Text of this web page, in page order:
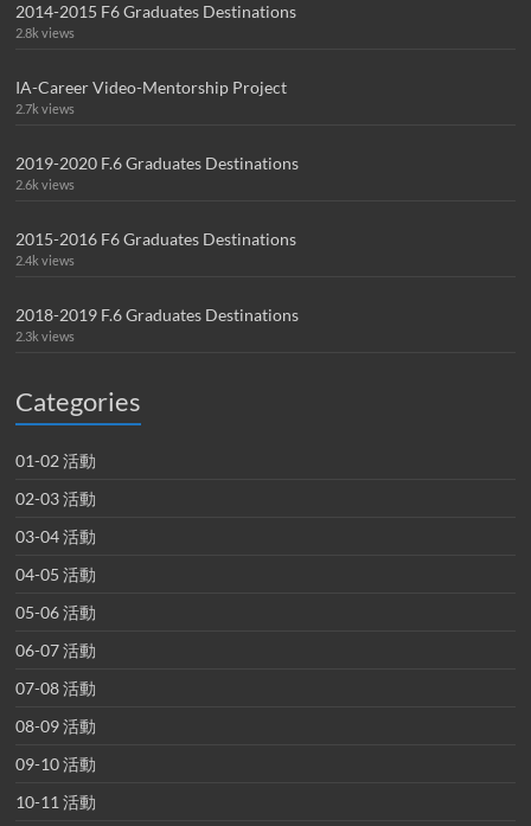
2014-2015 F6 Graduates Destinations
2.8k views
IA-Career Video-Mentorship Project
2.7k views
2019-2020 F.6 Graduates Destinations
2.6k views
2015-2016 F6 Graduates Destinations
2.4k views
2018-2019 F.6 Graduates Destinations
2.3k views
Categories
01-02 活動
02-03 活動
03-04 活動
04-05 活動
05-06 活動
06-07 活動
07-08 活動
08-09 活動
09-10 活動
10-11 活動